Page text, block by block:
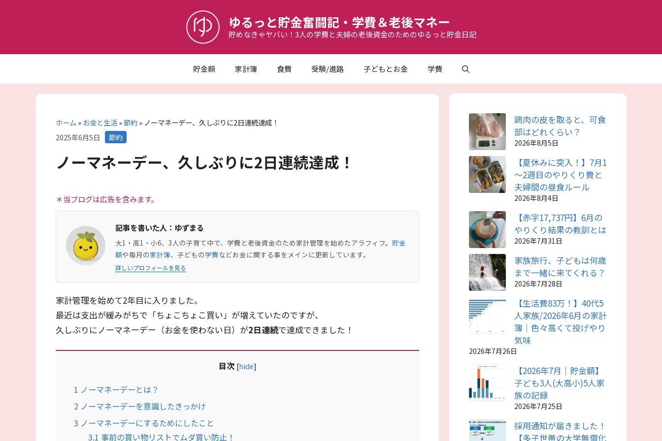
ツ
ゆるっと貯金奮闘記・学費＆老後マネー
貯めなきゃヤバい！3人の学費と夫婦の老後資金のためのゆるっと貯金日記
貯金額 家計簿 食費 受験/進路 子どもとお金 学費
ホーム» お金と生活»節約» ノーマネーデー、久しぶりに2日連続達成！
2025年6月5日 カ
テ
ゴ
リ
節約
ノーマネーデー、久しぶりに2日連続達成！
＊当ブログは広告を含みます。
記事を書いた人：ゆずまる
大1・高1・小6、3人の子育て中で、学費と老後資金のため家計管理を始めたアラフィフ。 貯金
額や毎月の家計簿、子どもの学費などお金に関する事をメインに更新しています。
詳しいプロフィールを見る
家計管理を始めて2年目に入りました。
最近は支出が緩みがちで「ちょこちょこ買い」が増えていたのですが、
久しぶりにノーマネーデー（お金を使わない日）が2日連続で達成できました！
目次 [hide]
1 ノーマネーデーとは？
2 ノーマネーデーを意識したきっかけ
3 ノーマネーデーにするためにしたこと
3.1 事前の買い物リストでムダ買い防止！
鶏肉の皮を取ると、可食
部はどれくらい？
2026年8月5日
【夏休みに突入！】7月1
～2週目のやりくり費と
夫婦間の昼食ルール
2026年8月4日
【赤字17,737円】6月の
やりくり結果の教訓とは
2026年7月31日
家族旅行、子どもは何歳
まで一緒に来てくれる？
2026年7月28日
【生活費83万！】40代5
人家族/2026年6月の家計
簿｜色々高くて投げやり
気味
2026年7月26日
【2026年7月｜貯金額】
子ども3人(大高小)5人家
族の記録
2026年7月25日
採用通知が届きました！
【多子世帯の大学無償化